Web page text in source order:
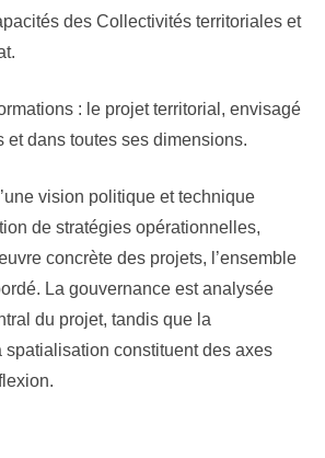
des Collectivités territoriales et
: le projet territorial, envisagé
et dans toutes ses dimensions.
vision politique et technique
de stratégies opérationnelles,
concrète des projets, l’ensemble
La gouvernance est analysée
du projet, tandis que la
spatialisation constituent des axes